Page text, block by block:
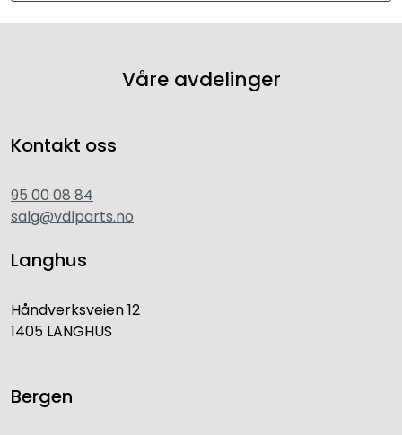
Våre avdelinger
Kontakt oss
95 00 08 84
salg@vdlparts.no
Langhus
Håndverksveien 12
1405 LANGHUS
Bergen